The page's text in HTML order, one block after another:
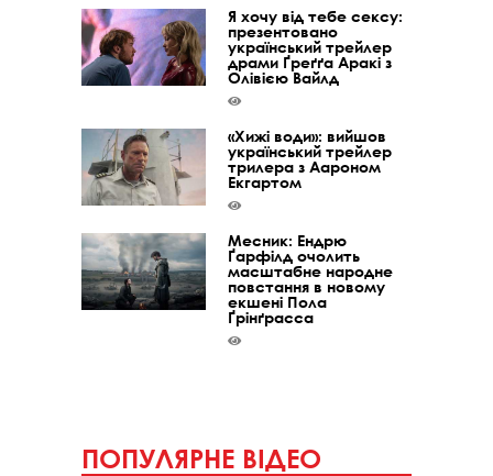
Я хочу від тебе сексу:
презентовано
український трейлер
драми Ґреґґа Аракі з
Олівією Вайлд
«Хижі води»: вийшов
український трейлер
трилера з Аароном
Екгартом
Месник: Ендрю
Ґарфілд очолить
масштабне народне
повстання в новому
екшені Пола
Ґрінґрасса
ПОПУЛЯРНЕ ВІДЕО